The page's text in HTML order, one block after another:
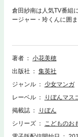
倉田紗南は人気TV番組
ージャー・玲くんに囲
羽山秋人の仕切りでメ
著者
小花美穂
出版社
集英社
ジャンル
少女マンガ
レーベル
りぼんマス
掲載誌
りぼん
シリーズ
こどものお